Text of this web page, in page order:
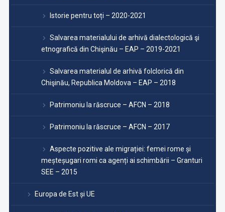
Istorie pentru toți – 2020-2021
Salvarea materialului de arhivă dialectologică şi
etnografică din Chişinău – EAP – 2019-2021
Salvarea materialul de arhivă folclorică din
Chişinău, Republica Moldova – EAP – 2018
Patrimoniu la răscruce – AFCN – 2018
Patrimoniu la răscruce – AFCN – 2017
Aspecte pozitive ale migrației: femei rome și
meșteșugari romi ca agenți ai schimbării – Granturi
SEE – 2015
Europa de Est și UE